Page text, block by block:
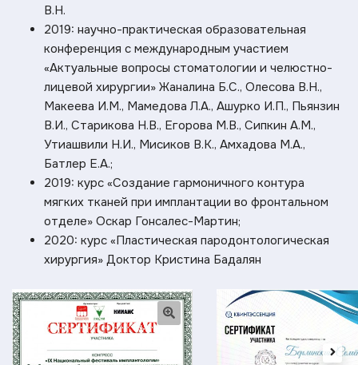
В.Н.
2019: научно-практическая образовательная
конференция с международным участием
«Актуальные вопросы стоматологии и челюстно-
лицевой хирургии» Жаналина Б.С., Олесова В.Н.,
Макеева И.М., Мамедова Л.А., Ашурко И.П., Пьянзин
В.И., Старикова Н.В., Егорова М.В., Сипкин А.М.,
Утиашвили Н.И., Мисиков В.К., Амхадова М.А.,
Батлер Е.А.;
2019: курс «Создание гармоничного контура
мягких тканей при имплантации во фронтальном
отделе» Оскар Гонсалес-Мартин;
2020: курс «Пластическая пародонтологическая
хирургия» Доктор Кристина Бадалян